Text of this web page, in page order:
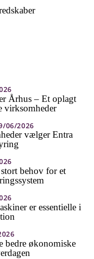
Århus – Et oplagt
virksomheder
06/2026
vælger Entra
behov for et
er essentielle i
bedre økonomiske